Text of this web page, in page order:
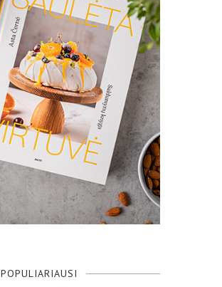
POPULIARIAUSI